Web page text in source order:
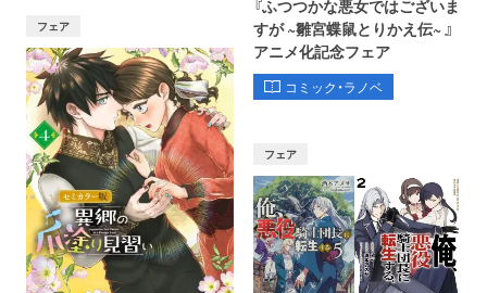
フェア
『ふつつかな悪女ではございま
すが ~雛宮蝶鼠とりかえ伝~ 』
アニメ化記念フェア
コミック・ラノベ
フェア